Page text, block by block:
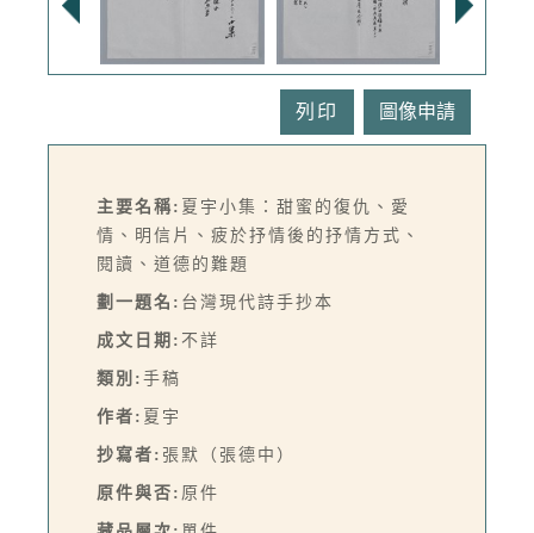
列印
主要名稱: 夏宇小集：甜蜜的復仇、愛
情、明信片、疲於抒情後的抒情方式、
閱讀、道德的難題
劃一題名: 台灣現代詩手抄本
成文日期: 不詳
類別: 手稿
作者: 夏宇
抄寫者: 張默（張德中）
原件與否: 原件